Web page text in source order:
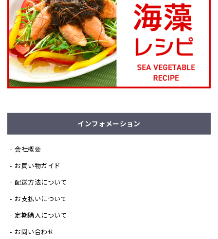
インフォメーション
会社概要
お買い物ガイド
配送方法について
お支払いについて
定期購入について
お問い合わせ